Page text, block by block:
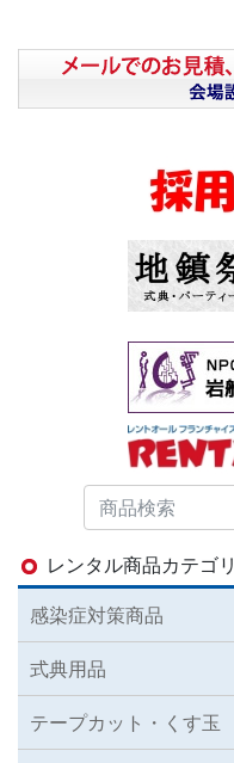
レンタル商品カテゴリ
感染症対策商品
式典用品
テープカット・くす玉